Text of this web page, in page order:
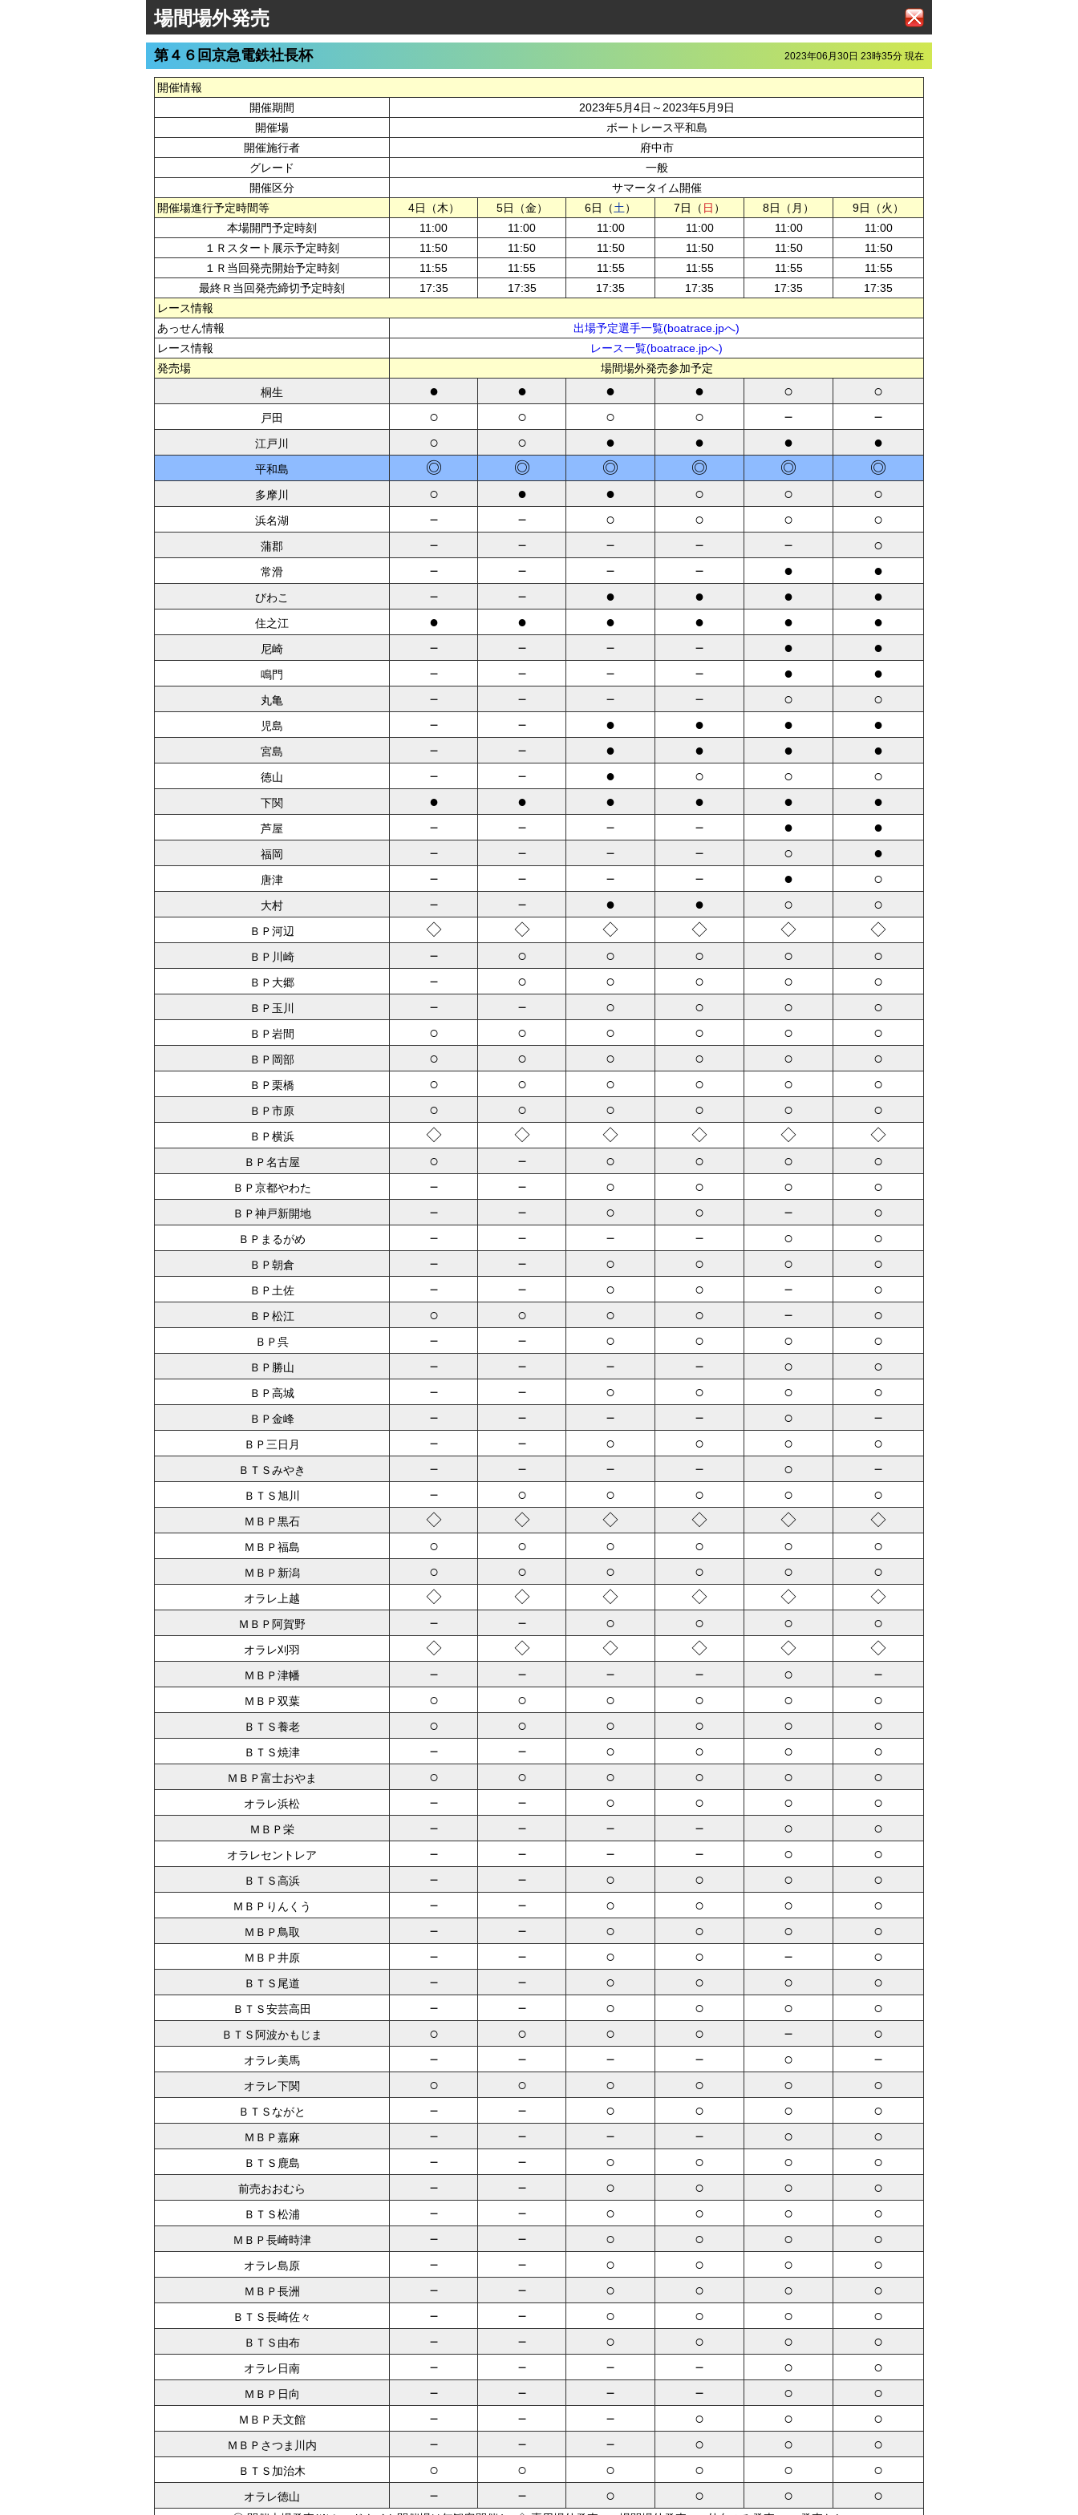
場間場外発売
2023年06月30日 23時35分 現在
第４６回京急電鉄社長杯
開催情報
開催期間
2023年5月4日～2023年5月9日
開催場
ボートレース平和島
開催施行者
府中市
グレード
一般
開催区分
サマータイム開催
開催場進行予定時間等
4日（木） 5日（金） 6日（土） 7日（ 日 ） 8日（月）
9日（火）
本場開門予定時刻
11:00 11:00 11:00 11:00 11:00
11:00
１Ｒスタート展示予定時刻
11:50 11:50 11:50 11:50 11:50
11:50
１Ｒ当回発売開始予定時刻
11:55 11:55 11:55 11:55 11:55
11:55
最終Ｒ当回発売締切予定時刻
17:35 17:35 17:35 17:35 17:35
17:35
レース情報
あっせん情報
出場予定選手一覧(boatrace.jpへ)
レース情報
レース一覧(boatrace.jpへ)
発売場
場間場外発売参加予定
桐生
● ● ● ● ○ ○
戸田 ○ ○ ○ ○ － －
江戸川 ○ ○ ● ● ● ●
平和島 ◎ ◎ ◎ ◎ ◎ ◎
多摩川 ○ ● ● ○ ○ ○
浜名湖 － － ○ ○ ○ ○
蒲郡 － － － － － ○
常滑 － － － － ● ●
びわこ － － ● ● ● ●
住之江 ● ● ● ● ● ●
尼崎 － － － － ● ●
鳴門 － － － － ● ●
丸亀 － － － － ○ ○
児島 － － ● ● ● ●
宮島 － － ● ● ● ●
徳山 － － ● ○ ○ ○
下関 ● ● ● ● ● ●
芦屋 － － － － ● ●
福岡 － － － － ○ ●
唐津 － － － － ● ○
大村 － － ● ● ○ ○
ＢＰ河辺 ◇ ◇ ◇ ◇ ◇ ◇
ＢＰ川崎 － ○ ○ ○ ○ ○
ＢＰ大郷 － ○ ○ ○ ○ ○
ＢＰ玉川 － － ○ ○ ○ ○
ＢＰ岩間 ○ ○ ○ ○ ○ ○
ＢＰ岡部 ○ ○ ○ ○ ○ ○
ＢＰ栗橋 ○ ○ ○ ○ ○ ○
ＢＰ市原 ○ ○ ○ ○ ○ ○
ＢＰ横浜 ◇ ◇ ◇ ◇ ◇ ◇
ＢＰ名古屋 ○ － ○ ○ ○ ○
ＢＰ京都やわた － － ○ ○ ○ ○
ＢＰ神戸新開地 － － ○ ○ － ○
ＢＰまるがめ － － － － ○ ○
ＢＰ朝倉 － － ○ ○ ○ ○
ＢＰ土佐 － － ○ ○ － ○
ＢＰ松江 ○ ○ ○ ○ － ○
ＢＰ呉 － － ○ ○ ○ ○
ＢＰ勝山 － － － － ○ ○
ＢＰ高城 － － ○ ○ ○ ○
ＢＰ金峰 － － － － ○ －
ＢＰ三日月 － － ○ ○ ○ ○
ＢＴＳみやき － － － － ○ －
ＢＴＳ旭川 － ○ ○ ○ ○ ○
ＭＢＰ黒石 ◇ ◇ ◇ ◇ ◇ ◇
ＭＢＰ福島 ○ ○ ○ ○ ○ ○
ＭＢＰ新潟 ○ ○ ○ ○ ○ ○
オラレ上越 ◇ ◇ ◇ ◇ ◇ ◇
ＭＢＰ阿賀野 － － ○ ○ ○ ○
オラレ刈羽 ◇ ◇ ◇ ◇ ◇ ◇
ＭＢＰ津幡 － － － － ○ －
ＭＢＰ双葉 ○ ○ ○ ○ ○ ○
ＢＴＳ養老 ○ ○ ○ ○ ○ ○
ＢＴＳ焼津 － － ○ ○ ○ ○
ＭＢＰ富士おやま ○ ○ ○ ○ ○ ○
オラレ浜松 － － ○ ○ ○ ○
ＭＢＰ栄 － － － － ○ ○
オラレセントレア － － － － ○ ○
ＢＴＳ高浜 － － ○ ○ ○ ○
ＭＢＰりんくう － － ○ ○ ○ ○
ＭＢＰ鳥取 － － ○ ○ ○ ○
ＭＢＰ井原 － － ○ ○ － ○
ＢＴＳ尾道 － － ○ ○ ○ ○
ＢＴＳ安芸高田 － － ○ ○ ○ ○
ＢＴＳ阿波かもじま ○ ○ ○ ○ － ○
オラレ美馬 － － － － ○ －
オラレ下関 ○ ○ ○ ○ ○ ○
ＢＴＳながと － － ○ ○ ○ ○
ＭＢＰ嘉麻 － － － － ○ ○
ＢＴＳ鹿島 － － ○ ○ ○ ○
前売おおむら － － ○ ○ ○ ○
ＢＴＳ松浦 － － ○ ○ ○ ○
ＭＢＰ長崎時津 － － ○ ○ ○ ○
オラレ島原 － － ○ ○ ○ ○
ＭＢＰ長洲 － － ○ ○ ○ ○
ＢＴＳ長崎佐々 － － ○ ○ ○ ○
ＢＴＳ由布 － － ○ ○ ○ ○
オラレ日南 － － － － ○ ○
ＭＢＰ日向 － － － － ○ ○
ＭＢＰ天文館 － － － ○ ○ ○
ＭＢＰさつま川内 － － － ○ ○ ○
ＢＴＳ加治木 ○ ○ ○ ○ ○ ○
オラレ徳山 － － ○ ○ ○ ○